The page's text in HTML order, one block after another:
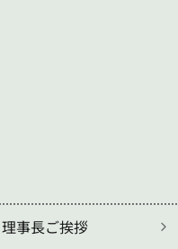
事長ご挨拶